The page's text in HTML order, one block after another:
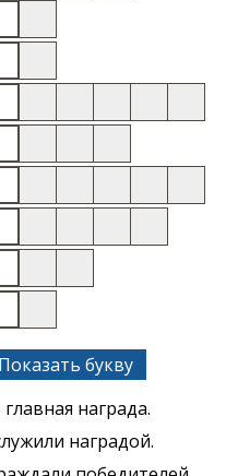
Показать букву
награда.
наградой.